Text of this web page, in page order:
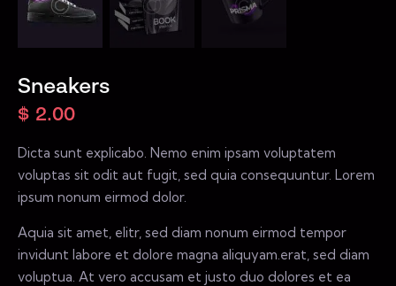
Sneakers
$ 2.00
Dicta sunt explicabo. Nemo enim ipsam voluptatem
voluptas sit odit aut fugit, sed quia consequuntur. Lorem
ipsum nonum eirmod dolor.
Aquia sit amet, elitr, sed diam nonum eirmod tempor
invidunt labore et dolore magna aliquyam.erat, sed diam
voluptua. At vero accusam et justo duo dolores et ea